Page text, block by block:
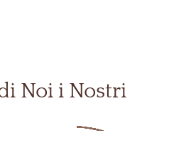
Noi i Nostri